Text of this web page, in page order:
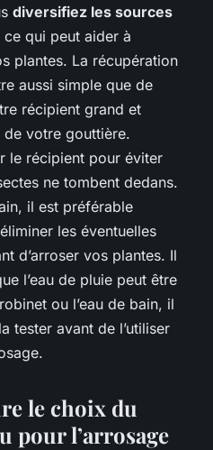
diversifiez les sources
qui peut aider à
plantes. La récupération
aussi simple que de
récipient grand et
votre gouttière.
le récipient pour éviter
ne tombent dedans.
il est préférable
les éventuelles
d’arroser vos plantes. Il
l’eau de pluie peut être
ou l’eau de bain, il
tester avant de l’utiliser
le choix du
pour l’arrosage